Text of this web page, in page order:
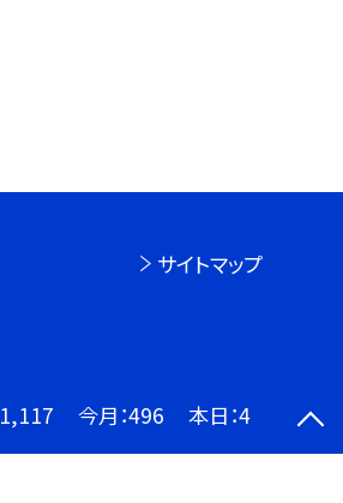
サイトマップ
今月：496 本日：4